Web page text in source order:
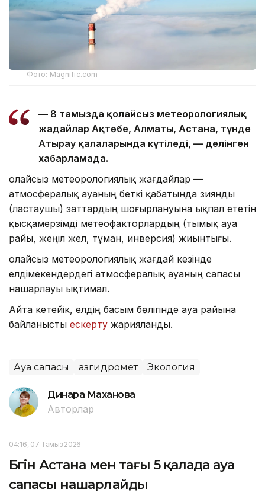
Фото: Magnific.com
— 8 тамызда қолайсыз метеорологиялық
жағдайлар Ақтөбе, Алматы, Астана, түнде
Атырау қалаларында күтіледі, — делінген
хабарламада.
Қолайсыз метеорологиялық жағдайлар —
атмосфералық ауаның беткі қабатында зиянды
(ластаушы) заттардың шоғырлануына ықпал ететін
қысқамерзімді метеофакторлардың (тымық ауа
райы, жеңіл жел, тұман, инверсия) жиынтығы.
Қолайсыз метеорологиялық жағдай кезінде
елдімекендердегі атмосфералық ауаның сапасы
нашарлауы ықтимал.
Айта кетейік, елдің басым бөлігінде ауа райына
байланысты ескерту жарияланды.
Ауа сапасы Қазгидромет Экология
Динара Маханова
Авторлар
04:16, 07 Тамыз 2026
Бүгін Астана мен тағы 5 қалада ауа
сапасы нашарлайды